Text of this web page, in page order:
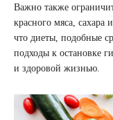
Важно также
красного мяса, сахара
что диеты, подобные
подходы к остановке
и здоровой жизнью.